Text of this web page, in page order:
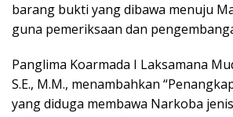
barang bukti yang dibawa menuju
guna pemeriksaan dan
Panglima Koarmada I Laksamana
S.E., M.M., menambahkan
yang diduga membawa Narkoba